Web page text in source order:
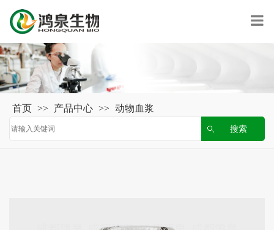
首页 >> 产品中心 >> 动物血浆